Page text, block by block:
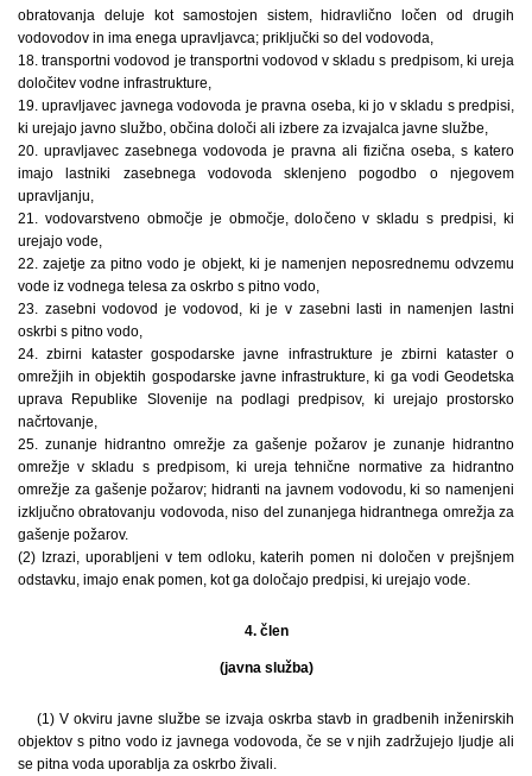
obratovanja deluje kot samostojen sistem, hidravlično ločen od drugih
vodovodov in ima enega upravljavca; priključki so del vodovoda,
18. transportni vodovod je transportni vodovod v skladu s predpisom, ki ureja
določitev vodne infrastrukture,
19. upravljavec javnega vodovoda je pravna oseba, ki jo v skladu s predpisi,
ki urejajo javno službo, občina določi ali izbere za izvajalca javne službe,
20. upravljavec zasebnega vodovoda je pravna ali fizična oseba, s katero
imajo lastniki zasebnega vodovoda sklenjeno pogodbo o njegovem
upravljanju,
21. vodovarstveno območje je območje, določeno v skladu s predpisi, ki
urejajo vode,
22. zajetje za pitno vodo je objekt, ki je namenjen neposrednemu odvzemu
vode iz vodnega telesa za oskrbo s pitno vodo,
23. zasebni vodovod je vodovod, ki je v zasebni lasti in namenjen lastni
oskrbi s pitno vodo,
24. zbirni kataster gospodarske javne infrastrukture je zbirni kataster o
omrežjih in objektih gospodarske javne infrastrukture, ki ga vodi Geodetska
uprava Republike Slovenije na podlagi predpisov, ki urejajo prostorsko
načrtovanje,
25. zunanje hidrantno omrežje za gašenje požarov je zunanje hidrantno
omrežje v skladu s predpisom, ki ureja tehnične normative za hidrantno
omrežje za gašenje požarov; hidranti na javnem vodovodu, ki so namenjeni
izključno obratovanju vodovoda, niso del zunanjega hidrantnega omrežja za
gašenje požarov.
(2) Izrazi, uporabljeni v tem odloku, katerih pomen ni določen v prejšnjem
odstavku, imajo enak pomen, kot ga določajo predpisi, ki urejajo vode.
4. člen
(javna služba)
(1) V okviru javne službe se izvaja oskrba stavb in gradbenih inženirskih
objektov s pitno vodo iz javnega vodovoda, če se v njih zadržujejo ljudje ali
se pitna voda uporablja za oskrbo živali.